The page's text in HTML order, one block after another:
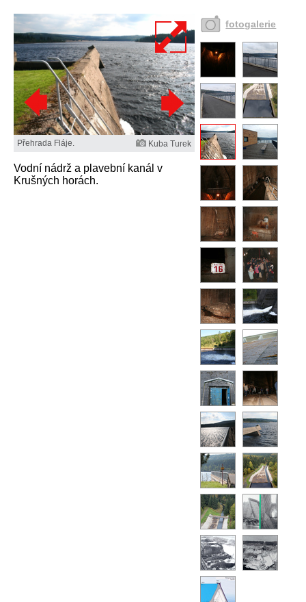
Přehrada Fláje. Kuba Turek
Vodní nádrž a plavební kanál v
Krušných horách.
fotogalerie